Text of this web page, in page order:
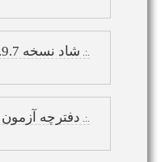
.:. شاد نسخه 2.9.7
.:. دفترچه آزمون